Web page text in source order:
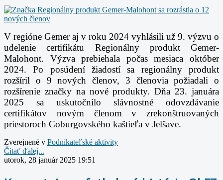
V regióne Gemer aj v roku 2024 vyhlásili už 9. výzvu o
udelenie certifikátu Regionálny produkt Gemer-
Malohont. Výzva prebiehala počas mesiaca október
2024. Po posúdení žiadostí sa regionálny produkt
rozšíril o 9 nových členov, 3 členovia požiadali o
rozšírenie značky na nové produkty. Dňa 23. januára
2025 sa uskutočnilo slávnostné odovzdávanie
certifikátov novým členom v zrekonštruovaných
priestoroch Coburgovského kaštieľa v Jelšave.
Zverejnené v Podnikateľské aktivity
Čítať ďalej...
utorok, 28 január 2025 19:51